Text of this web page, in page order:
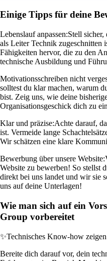
Einige Tipps für deine
Lebenslauf anpassen:Stell sicher,
als Leiter Technik zugeschnitten
Fähigkeiten hervor, die zu den
technische Ausbildung und
Motivationsschreiben nicht
solltest du klar machen, warum
bist. Zeig uns, wie deine
Organisationsgeschick dich zu
Klar und präzise:Achte darauf,
ist. Vermeide lange
Wir schätzen eine klare
Bewerbung über unsere Website:
Website zu bewerben! So stellst
direkt bei uns landet und wir sie
uns auf deine Unterlagen!
Wie man sich auf ein
Group vorbereitet
✨Technisches Know-how zeigen
Bereite dich darauf vor, dein